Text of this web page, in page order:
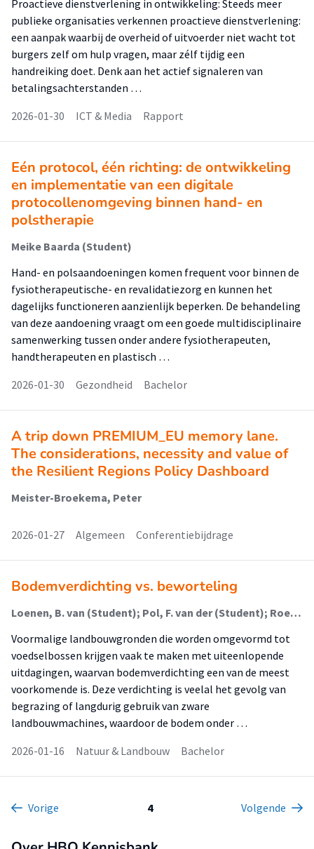
Proactieve dienstverlening in ontwikkeling: Steeds meer
publieke organisaties verkennen proactieve dienstverlening:
een aanpak waarbij de overheid of uitvoerder niet wacht tot
burgers zelf om hulp vragen, maar zélf tijdig een
handreiking doet. Denk aan het actief signaleren van
betalingsachterstanden …
2026-01-30
ICT & Media Rapport
Eén protocol, één richting: de ontwikkeling
en implementatie van een digitale
protocollenomgeving binnen hand- en
polstherapie
Meike Baarda (Student)
Hand- en polsaandoeningen komen frequent voor binnen de
fysiotherapeutische- en revalidatiezorg en kunnen het
dagelijks functioneren aanzienlijk beperken. De behandeling
van deze aandoening vraagt om een goede multidisciplinaire
samenwerking tussen onder andere fysiotherapeuten,
handtherapeuten en plastisch …
2026-01-30
Gezondheid Bachelor
A trip down PREMIUM_EU memory lane.
The considerations, necessity and value of
the Resilient Regions Policy Dashboard
Meister-Broekema, Peter
2026-01-27 Algemeen Conferentiebijdrage
Bodemverdichting vs. beworteling
Loenen, B. van (Student); Pol, F. van der (Student); Roeland, N. (Student); Blokhuis, L. (Student); Lokin, M.
Voormalige landbouwgronden die worden omgevormd tot
voedselbossen krijgen vaak te maken met uiteenlopende
uitdagingen, waarvan bodemverdichting een van de meest
voorkomende is. Deze verdichting is veelal het gevolg van
begrazing of langdurig gebruik van zware
landbouwmachines, waardoor de bodem onder …
2026-01-16
Natuur & Landbouw Bachelor
Vorige 4 Volgende